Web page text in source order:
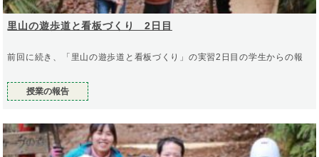
里山の遊歩道と看板づくり 2日目
前回に続き、「里山の遊歩道と看板づくり」の実習2日目の学生からの報
授業の報告